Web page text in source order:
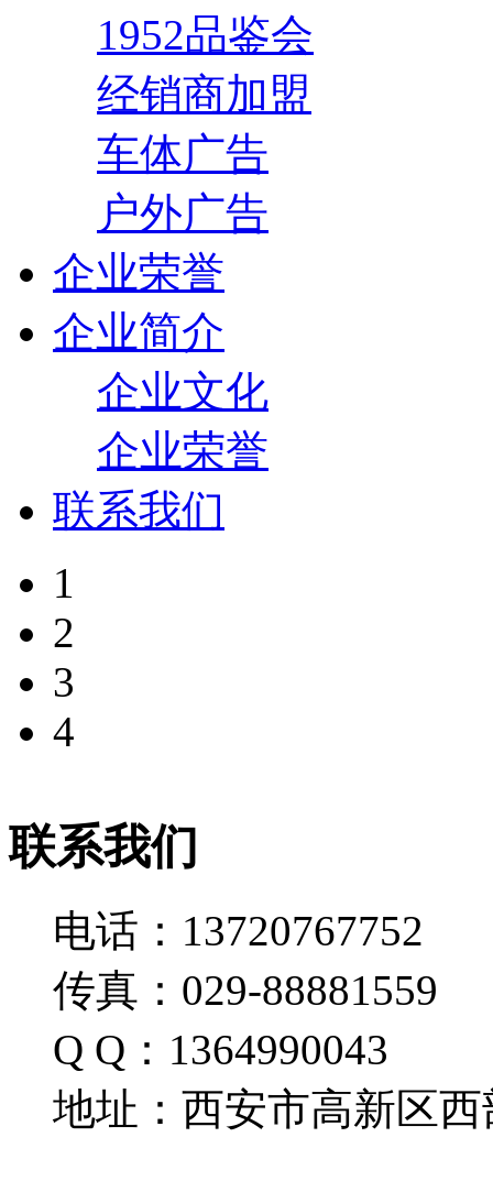
1952品鉴会
经销商加盟
车体广告
户外广告
企业荣誉
企业简介
企业文化
企业荣誉
联系我们
1
2
3
4
联系我们
电话：13720767752
传真：029-88881559
Q Q：1364990043
地址：西安市高新区西